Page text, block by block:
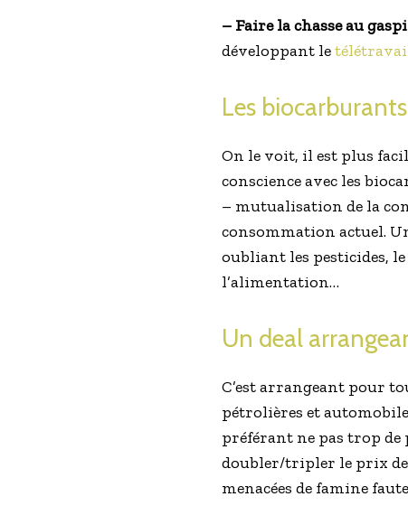
– Faire la chasse au
développant le
Les
On le voit, il est plus
conscience avec les
– mutualisation de la
consommation actuel.
oubliant les pesticides,
l’alimentation…
Un deal
C’est arrangeant pour
pétrolières et
préférant ne pas trop de
doubler/tripler le prix
menacées de famine